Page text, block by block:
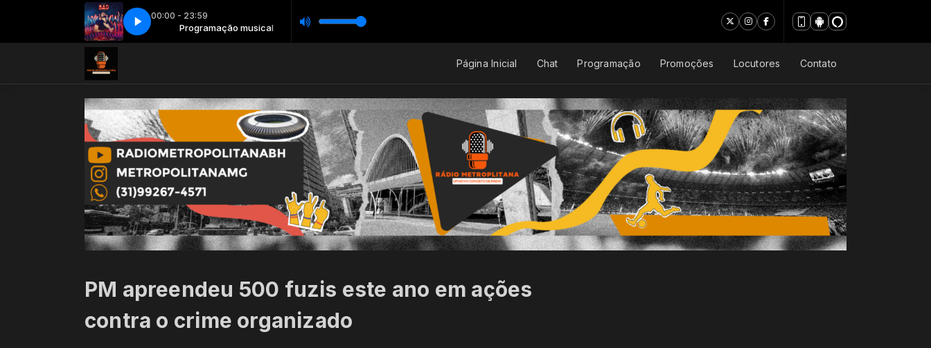
00:00 - 23:59
Programação musical Programação musical
Santana - quando a bad bater (ao vivo)016 - Luan Santana - quando a bad bater (ao vivo)
Página Inicial Chat Programação Promoções Locutores Contato
PM apreendeu 500 fuzis este ano em ações
contra o crime organizado